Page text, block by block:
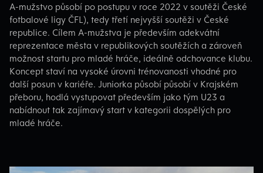
A-mužstvo působí po postupu v roce 2022 v soutěži České
fotbalové ligy ČFL), tedy třetí nejvyšší soutěži v České
republice. Cílem A-mužstva je především adekvátní
reprezentace města v republikových soutěžích a zároveň
možnost startu pro mladé hráče, ideálně odchovance klubu.
Koncept staví na vysoké úrovni trénovanosti vhodné pro
další posun v kariéře. Juniorka působí působí v Krajském
přeboru, hodlá vystupovat především jako tým U23 a
nabídnout tak zajímavý start v kategorii dospělých pro
mladé hráče.